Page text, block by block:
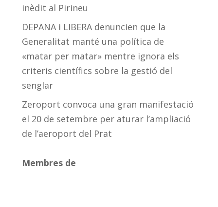
inèdit al Pirineu
DEPANA i LIBERA denuncien que la
Generalitat manté una política de
«matar per matar» mentre ignora els
criteris científics sobre la gestió del
senglar
Zeroport convoca una gran manifestació
el 20 de setembre per aturar l’ampliació
de l’aeroport del Prat
Membres de